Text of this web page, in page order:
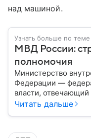
над машиной.
Узнать больше по теме
МВД России:
полномочия
Министерство
Федерации —
власти,
порядка, борьбу с
В материале
Читать дальше